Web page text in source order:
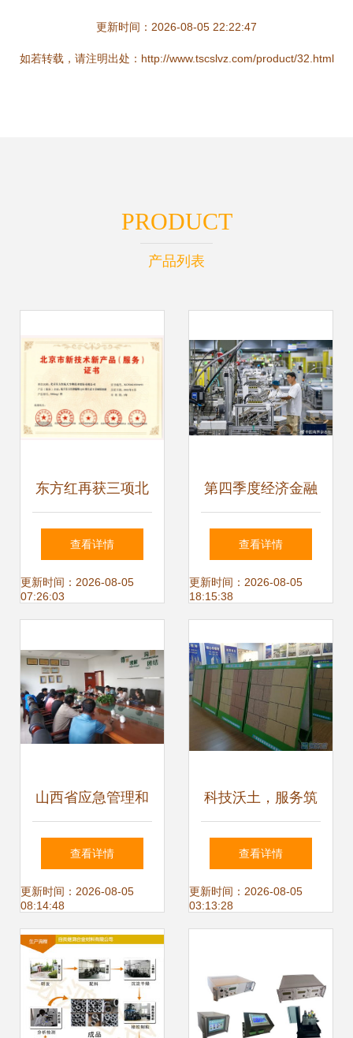
更新时间：2026-08-05 22:22:47
如若转载，请注明出处：http://www.tscslvz.com/product/32.html
PRODUCT
产品列表
东方红再获三项北
京市新技术新产品
（服务）证书 技术
可
查看详情
更新时间：2026-08-05
07:26:03
第四季度经济金融
展望 恢复向好趋势
不变，技术服务成
查看详情
更新时间：2026-08-05
18:15:38
山西省应急管理和
安全生产协会组织
专家开展技术服
务，筑牢安全生产
防线
查看详情
更新时间：2026-08-05
08:14:48
科技沃土，服务筑
基——我市持续优
化科技型中小企业
查看详情
更新时间：2026-08-05
03:13:28